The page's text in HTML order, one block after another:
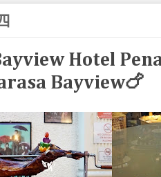
Hotel
Bayview🍗